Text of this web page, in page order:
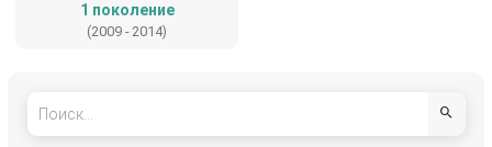
1 поколение
(2009 - 2014)